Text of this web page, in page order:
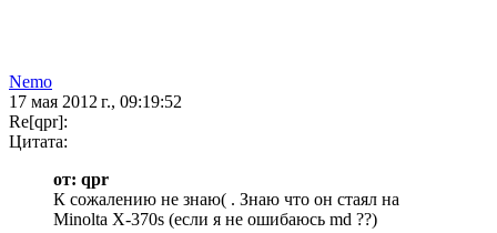
Nеmо
17 мая 2012 г., 09:19:52
Re[qpr]:
Цитата:
от: qpr
К сожалению не знаю( . Знаю что он стаял на
Minolta X-370s (если я не ошибаюсь md ??)